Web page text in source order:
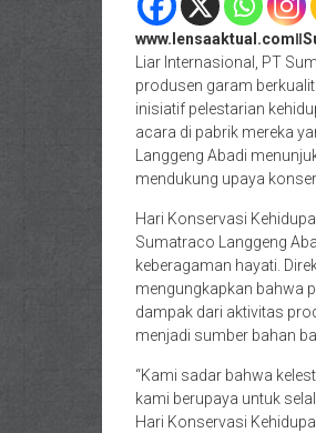
Liar Internasional, PT
produsen garam
inisiatif pelestarian
acara di pabrik mereka
Langgeng Abadi
mendukung upaya
Hari Konservasi
Sumatraco Langgeng
keberagaman hayati.
mengungkapkan bahwa
dampak dari aktivitas
menjadi sumber bahan
“Kami sadar bahwa
kami berupaya untuk
Hari Konservasi